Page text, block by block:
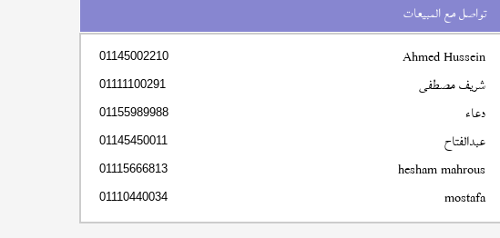
تواصل مع المبيعات
Ahmed Hussein
01145002210
شريف مصطفى 01111100291
دعاء 01155989988
عبدالفتاح 01145450011
hesham mahrous
01115666813
mostafa
01110440034